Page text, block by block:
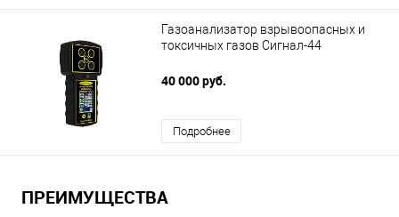
Газоанализатор взрывоопасных и
токсичных газов Сигнал-44
40 000 руб.
Подробнее
ПРЕИМУЩЕСТВА